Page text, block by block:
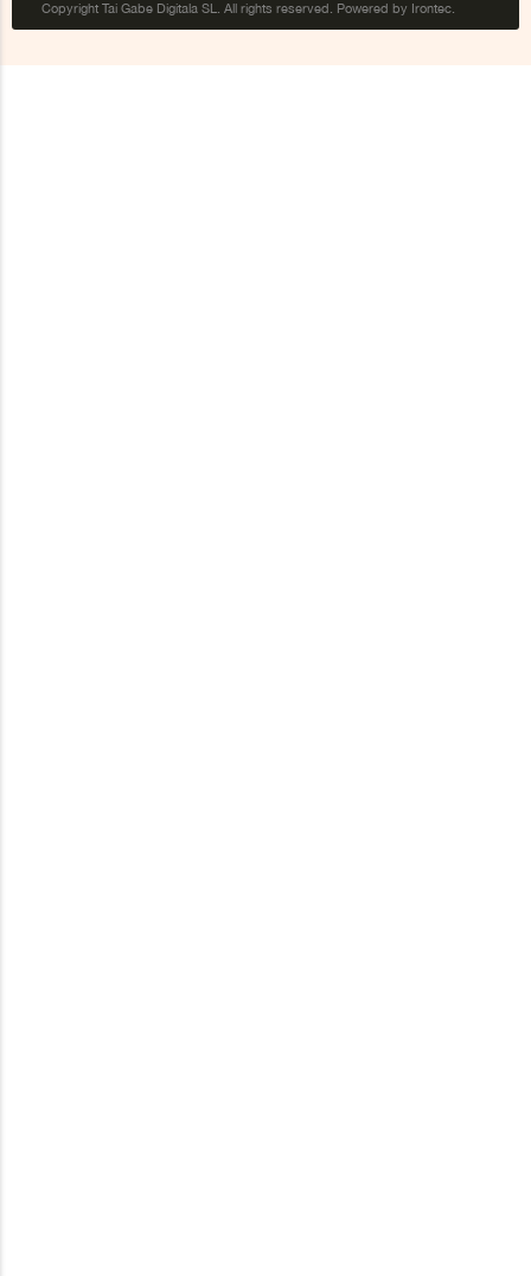
Copyright Tai Gabe Digitala SL. All rights reserved. Powered by Irontec.